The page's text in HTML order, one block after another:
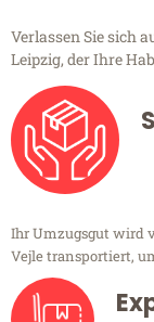
Verlassen Sie sich
Leipzig, der Ihre
Ihr Umzugsgut wird
Vejle transportiert,